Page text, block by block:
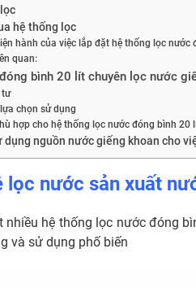
hệ thống lọc
hành của việc lắp đặt hệ thống lọc
quan:
bình 20 lít chuyên lọc nước
tư
chọn sử dụng
hợp cho hệ thống lọc nước đóng bình 20
dụng nguồn nước giếng khoan cho
lọc nước sản xuất
nhiều hệ thống lọc nước đóng
và sử dụng phố biến